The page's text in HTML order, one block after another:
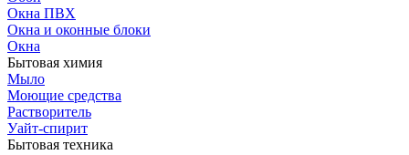
Окна ПВХ
Окна и оконные блоки
Окна
Бытовая химия
Мыло
Моющие средства
Растворитель
Уайт-спирит
Бытовая техника